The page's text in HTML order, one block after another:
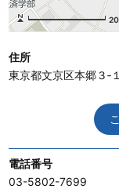
住所
東京都文京区本郷３‐
電話番号
03-5802-7699